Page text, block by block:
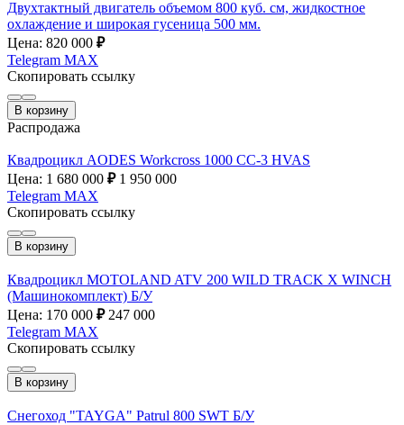
Двухтактный двигатель объемом 800 куб. см, жидкостное
охлаждение и широкая гусеница 500 мм.
Цена: 820 000 ₽
Telegram MAX
Скопировать ссылку
В корзину
Распродажа
Квадроцикл AODES Workcross 1000 CC-3 HVAS
Цена: 1 680 000 ₽ 1 950 000
Telegram MAX
Скопировать ссылку
В корзину
Квадроцикл MOTOLAND ATV 200 WILD TRACK X WINCH
(Машинокомплект) Б/У
Цена: 170 000 ₽ 247 000
Telegram MAX
Скопировать ссылку
В корзину
Снегоход "TAYGA" Patrul 800 SWT Б/У